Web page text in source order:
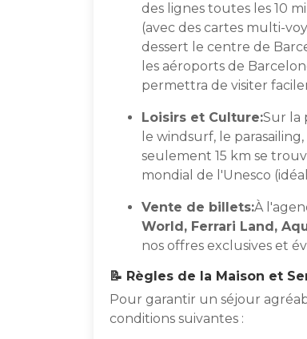
des lignes toutes les 10
(avec des cartes multi-
dessert le centre de
les aéroports de
permettra de visiter
Loisirs et Culture:Sur la
le windsurf, le
seulement 15 km se
mondial de l'Unesco
Vente de billets:À
World, Ferrari Land,
nos offres exclusives et
📝 Règles de la Maison et
Pour garantir un séjour
conditions suivantes :